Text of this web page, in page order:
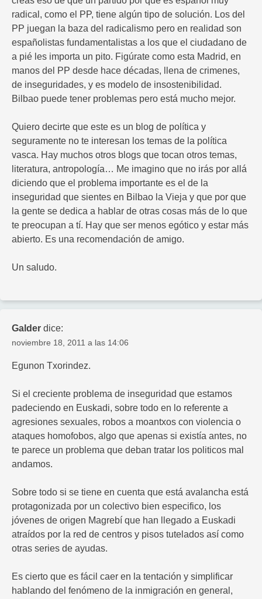
radical, como el PP, tiene algún tipo de solución. Los del
PP juegan la baza del radicalismo pero en realidad son
españolistas fundamentalistas a los que el ciudadano de
a pié les importa un pito. Figúrate como esta Madrid, en
manos del PP desde hace décadas, llena de crimenes,
de inseguridades, y es modelo de insostenibilidad.
Bilbao puede tener problemas pero está mucho mejor.
Quiero decirte que este es un blog de política y
seguramente no te interesan los temas de la política
vasca. Hay muchos otros blogs que tocan otros temas,
literatura, antropología… Me imagino que no irás por allá
diciendo que el problema importante es el de la
inseguridad que sientes en Bilbao la Vieja y que por que
la gente se dedica a hablar de otras cosas más de lo que
te preocupan a tí. Hay que ser menos egótico y estar más
abierto. Es una recomendación de amigo.
Un saludo.
Galder dice:
noviembre 18, 2011 a las 14:06
Egunon Txorindez.
Si el creciente problema de inseguridad que estamos
padeciendo en Euskadi, sobre todo en lo referente a
agresiones sexuales, robos a moantxos con violencia o
ataques homofobos, algo que apenas si existía antes, no
te parece un problema que deban tratar los politicos mal
andamos.
Sobre todo si se tiene en cuenta que está avalancha está
protagonizada por un colectivo bien especifico, los
jóvenes de origen Magrebí que han llegado a Euskadi
atraídos por la red de centros y pisos tutelados así como
otras series de ayudas.
Es cierto que es fácil caer en la tentación y simplificar
hablando del fenómeno de la inmigración en general,